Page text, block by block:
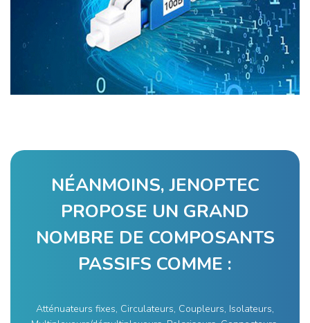
NÉANMOINS, JENOPTEC
PROPOSE UN GRAND
NOMBRE DE COMPOSANTS
PASSIFS COMME :
Atténuateurs fixes, Circulateurs, Coupleurs, Isolateurs,